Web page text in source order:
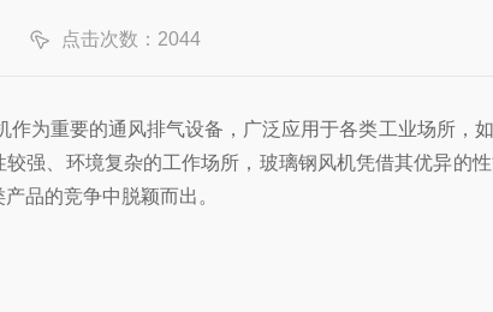
点击次数：2044
重要的通风排气设备，广泛应用于各类工业场所，
强、环境复杂的工作场所，玻璃钢风机凭借其优异的
品的竞争中脱颖而出。